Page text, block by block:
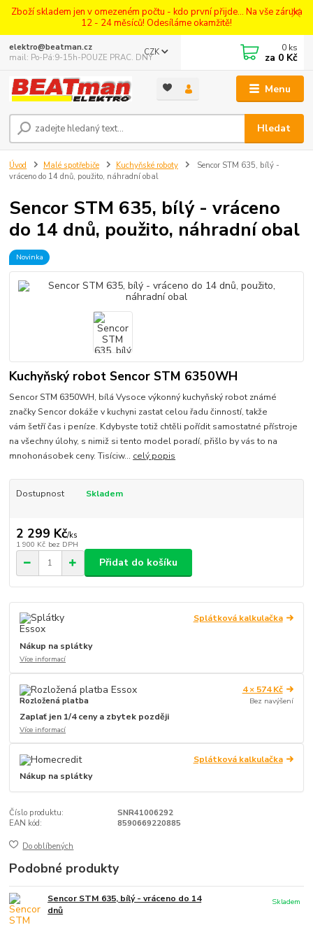
Zboží skladem jen v omezeném počtu - kdo první přijde... Na vše záruka
12 - 24 měsíců! Odesíláme okamžitě!
Menu
CZK
Hledat
elektro@beatman.cz
mail: Po-Pá:9-15h-POUZE PRAC. DNY
0 ks
za 0 Kč
Úvod Malé spotřebiče Kuchyňské roboty
Sencor STM 635, bílý -
vráceno do 14 dnů, použito, náhradní obal
Sencor STM 635, bílý - vráceno
do 14 dnů, použito, náhradní obal
Novinka
Kuchyňský robot Sencor STM 6350WH
Sencor STM 6350WH, bílá Vysoce výkonný kuchyňský robot známé
značky Sencor dokáže v kuchyni zastat celou řadu činností, takže
vám šetří čas i peníze. Kdybyste totiž chtěli pořídit samostatné přístroje
na všechny úlohy, s nimiž si tento model poradí, přišlo by vás to na
mnohonásobek ceny. Tisíciw... celý popis
Dostupnost Skladem
2 299 Kč/ks
1 900 Kč bez DPH
Přidat do košíku
Splátková kalkulačka
Nákup na splátky
Více informací
Rozložená platba
4 × 574 Kč
Bez navýšení
Zaplať jen 1/4 ceny a zbytek později
Více informací
Splátková kalkulačka
Nákup na splátky
Číslo produktu:
SNR41006292
EAN kód:
8590669220885
Do oblíbených
Podobné produkty
Sencor STM 635, bílý - vráceno do 14
dnů
Skladem